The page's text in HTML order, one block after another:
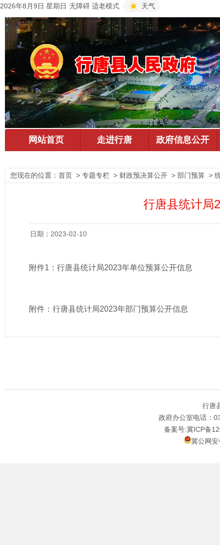
2026年8月9日 星期日 无障碍 适老模式 天气
您现在的位置： 首页 > 专题专栏 > 财政预决算公开 > 部门预算 >
行唐县统计局
日期：2023-02-10
附件1： 行唐县统计局2023年单位预算公开信息
附件： 行唐县统计局2023年部门预算公开信息